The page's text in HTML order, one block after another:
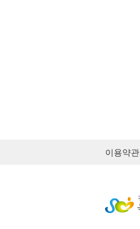
이용약관